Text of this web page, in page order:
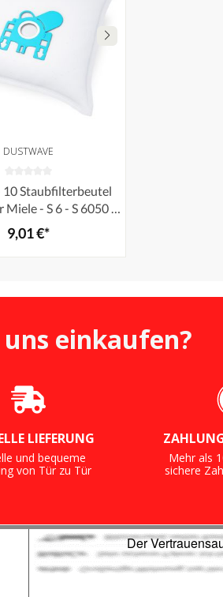
DUSTWAVE
10 Staubfilterbeutel
Miele - S 6 - S 6050 /
- dustwave®
/ Made in
+ inkl. Microfilter
9,01 €*
einkaufen?
LIEFERUNG
und bequeme
von Tür zu Tür
Mehr als
sichere